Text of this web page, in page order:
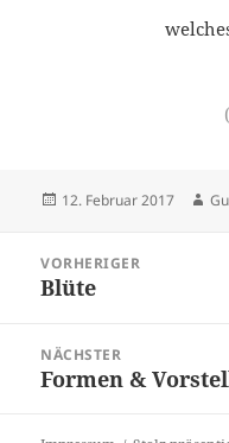
Veröffentlicht
12. Februar 2017
VORHERIGER
Vorheriger
Blüte
NÄCHSTER
Nächster
Formen &